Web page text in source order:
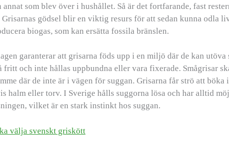
annat som blev över i hushållet. Så är det fortfarande, fast
gödsel blir en viktig resurs för att sedan kunna odla
biogas, som kan ersätta fossila bränslen.
garanterar att grisarna föds upp i en miljö där de kan utöva
fritt och inte hållas uppbundna eller vara fixerade. Smågrisar
där de inte är i vägen för suggan. Grisarna får strö att böka
halm eller torv. I Sverige hålls suggorna lösa och har alltid
vilket är en stark instinkt hos suggan.
välja svenskt griskött